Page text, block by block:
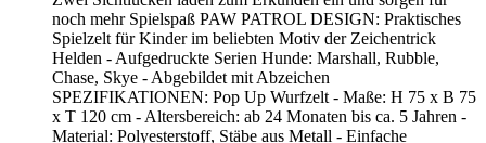
noch mehr Spielspaß PAW PATROL DESIGN: Praktisches
Spielzelt für Kinder im beliebten Motiv der Zeichentrick
Helden - Aufgedruckte Serien Hunde: Marshall, Rubble,
Chase, Skye - Abgebildet mit Abzeichen
SPEZIFIKATIONEN: Pop Up Wurfzelt - Maße: H 75 x B 75
x T 120 cm - Altersbereich: ab 24 Monaten bis ca. 5 Jahren -
Material: Polyesterstoff, Stäbe aus Metall - Einfache